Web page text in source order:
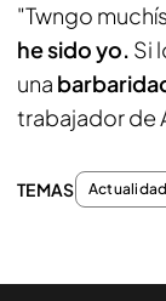
"Twngo
he sido yo. Si
una
trabajador de
TEMAS Actualidad